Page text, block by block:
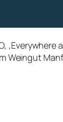
‚Everywhere
Weingut